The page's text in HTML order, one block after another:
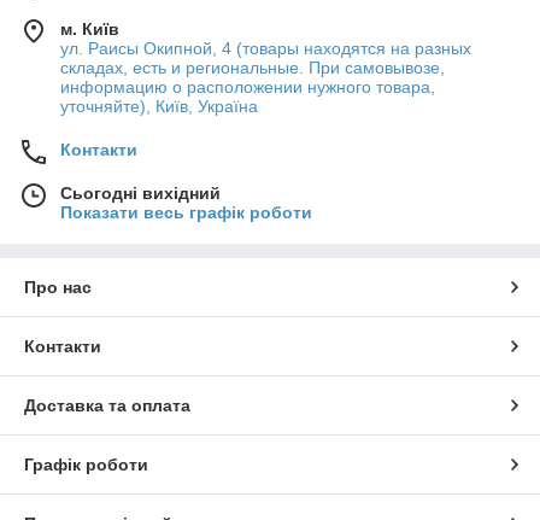
м. Київ
ул. Раисы Окипной, 4 (товары находятся на разных
складах, есть и региональные. При самовывозе,
информацию о расположении нужного товара,
уточняйте), Київ, Україна
Контакти
Сьогодні вихідний
Показати весь графік роботи
Про нас
Контакти
Доставка та оплата
Графік роботи